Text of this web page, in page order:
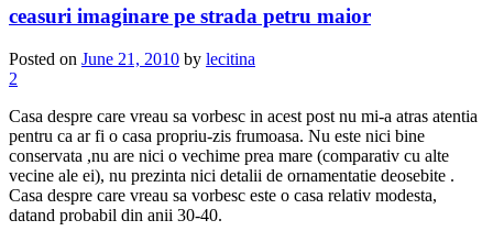
ceasuri imaginare pe strada petru maior
Posted on June 21, 2010 by lecitina
2
Casa despre care vreau sa vorbesc in acest post nu mi-a atras atentia
pentru ca ar fi o casa propriu-zis frumoasa. Nu este nici bine
conservata ,nu are nici o vechime prea mare (comparativ cu alte
vecine ale ei), nu prezinta nici detalii de ornamentatie deosebite .
Casa despre care vreau sa vorbesc este o casa relativ modesta,
datand probabil din anii 30-40.